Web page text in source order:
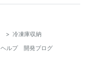
> 冷凍庫収納
ヘルプ
開発ブログ